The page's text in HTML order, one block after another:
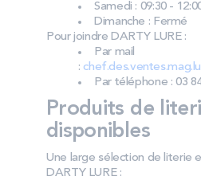
Samedi : 09:30 -
Dimanche : Fermé
Pour joindre DARTY LURE :
Par mail
:
Par téléphone : 03
Produits de
disponibles
Une large sélection de literie
DARTY LURE :